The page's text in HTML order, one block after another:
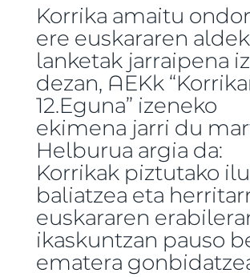
Korrika amaitu
ere euskararen
lanketak jarraipena
dezan, AEKk
12.Eguna” izeneko
ekimena jarri du
Helburua argia da:
Korrikak piztutako
baliatzea eta
euskararen
ikaskuntzan pauso
ematera